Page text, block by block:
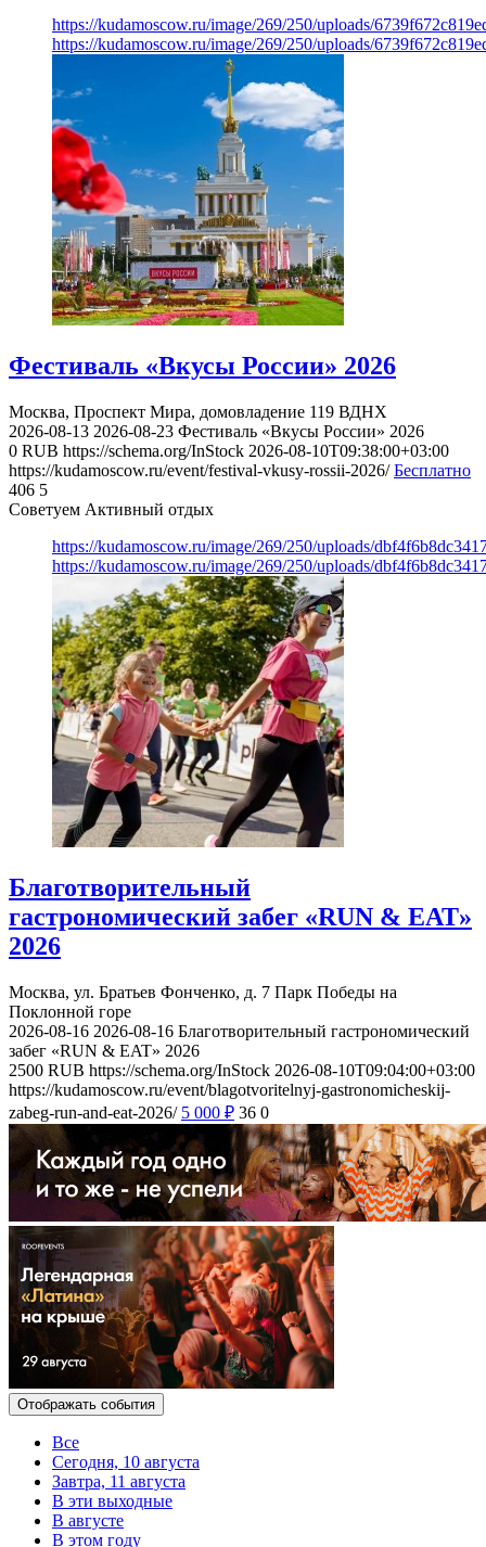
https://kudamoscow.ru/image/269/250/uploads/
https://kudamoscow.ru/image/269/250/uploads/
Фестиваль «Вкусы России» 2026
Москва, Проспект Мира, домовладение 119 ВДНХ
2026-08-13 2026-08-23 Фестиваль «Вкусы России» 2026
0 RUB https://schema.org/InStock 2026-08-10T09:38:00+03:00
https://kudamoscow.ru/event/festival-vkusy-rossii-2026/ Бесплатно
406 5
Советуем Активный отдых
https://kudamoscow.ru/image/269/250/uploads/
https://kudamoscow.ru/image/269/250/uploads/
Благотворительный
гастрономический забег «RUN & EAT»
2026
Москва, ул. Братьев Фонченко, д. 7 Парк Победы на
Поклонной горе
2026-08-16 2026-08-16 Благотворительный гастрономический
забег «RUN & EAT» 2026
2500 RUB https://schema.org/InStock 2026-08-10T09:04:00+03:00
https://kudamoscow.ru/event/blagotvoritelnyj-gastronomicheskij-
zabeg-run-and-eat-2026/ 5 000 ₽ 36 0
Отображать события
Все
Сегодня, 10 августа
Завтра, 11 августа
В эти выходные
В августе
В этом году